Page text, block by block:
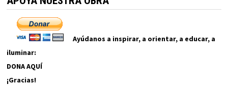
Ayúdanos a inspirar, a orientar, a educar, a
iluminar:
DONA AQUÍ
¡Gracias!